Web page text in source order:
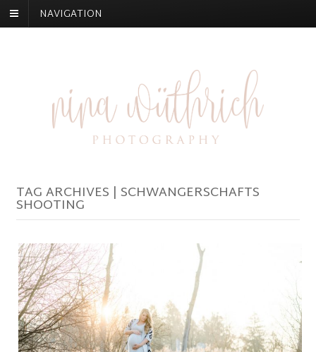
NAVIGATION
TAG ARCHIVES | SCHWANGERSCHAFTS
SHOOTING